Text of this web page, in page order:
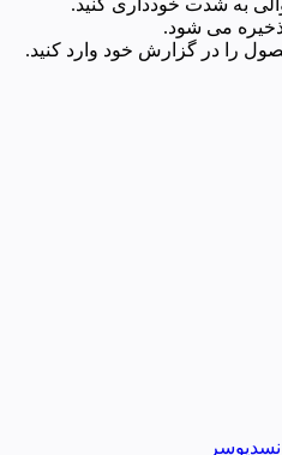
می شود.
را در گزارش خود وارد کنید.